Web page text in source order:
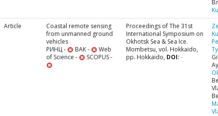
Article
Coastal remote sensing
from unmanned ground
vehicles
РИНЦ -
ВАК -
Web
of Science -
SCOPUS -
Proceedings of The 31st
International Symposium on
Okhotsk Sea & Sea Ice.
Mombetsu, vol. Hokkaido,
pp. Hokkaido, DOI: -